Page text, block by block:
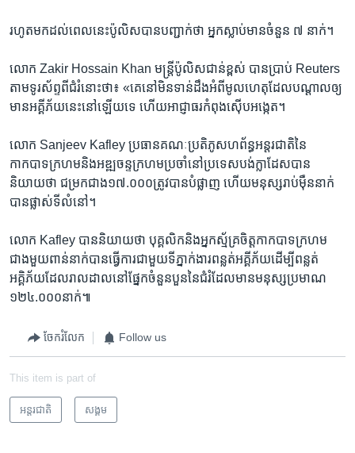
រហូតមក​ដល់​ពេលនេះ​ប៉ូលិស​បាន​បញ្ជាក់ថា អ្នក​ស្លាប់​មាន​ចំនួន ​៧​ នាក់។
លោក Zakir Hossain Khan​ មន្ត្រី​ប៉ូលិស​ជាន់ខ្ពស់​ បាន​ប្រាប់​ Reuters
តាម​ទូរស័ព្ទ​ពី​ជំរំ​នោះ​ថា៖​ «គេ​នៅ​មិន​ទាន់​ដឹង​អំពី​មូលហេតុដែល​បណ្តាល​ឲ្យ​
មាន​អគ្គីភ័យ​នេះ​នៅ​ឡើយ​ទេ​ ហើយ​អាជ្ញាធរ​កំពុង​ស៊ើប​អង្កេត។
លោក Sanjeev Kafley ប្រធាន​គណៈ​ប្រតិភូ​សហព័ន្ធ​អន្តរជាតិ​នៃ​
កាកបាទ​ក្រហម​និង​អឌ្ឍចន្ទ​ក្រហម​ប្រចាំនៅ​ប្រទេស​បង់ក្លាដែស​បាន​
និយាយ​ថា​ ជម្រក​ជាង​១៧.០០០​ត្រូវ​បាន​បំផ្លាញ​ ហើយ​មនុស្ស​រាប់ម៉ឺន​នាក់​
បាន​ផ្លាស់​ទីលំនៅ។
លោក ​Kafley បាន​និយាយ​ថា​ បុគ្គលិក​និង​អ្នក​ស្ម័គ្រចិត្ត​កាកបាទ​ក្រហម​
ជាង​មួយ​ពាន់​នាក់​បានធ្វើ​ការជាមួយ​ទីភ្នាក់ងារ​ពន្លត់​អគ្គីភ័យ​ដើម្បី​ពន្លត់​
អគ្គិភ័យ​ដែល​រាលដាល​នៅ​ផ្នែក​ចំនួន​បួន​នៃ​ជំរំ​ដែល​មាន​មនុស្ស​ប្រមាណ​
១២៤.០០០​នាក់៕
ចែករំលែក Follow us
This item is part of
អន្តរជាតិ សង្គម